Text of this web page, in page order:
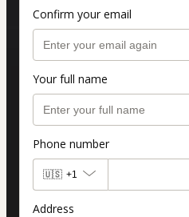
Confirm your email
Your full name
Phone number
🇺🇸 +1
Address